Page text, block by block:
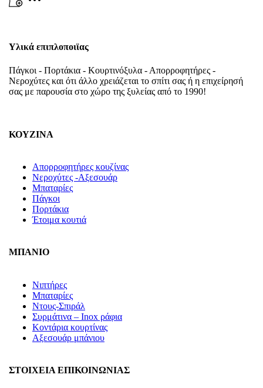
Υλικά επιπλοποιϊας
Πάγκοι - Πορτάκια - Κουρτινόξυλα - Απορροφητήρες -
Νεροχύτες και ότι άλλο χρειάζεται το σπίτι σας ή η επιχείρησή
σας με παρουσία στο χώρο της ξυλείας από το 1990!
ΚΟΥΖΙΝΑ
Απορροφητήρες κουζίνας
Νεροχύτες -Αξεσουάρ
Μπαταρίες
Πάγκοι
Πορτάκια
Έτοιμα κουτιά
ΜΠΑΝΙΟ
Νιπτήρες
Μπαταρίες
Ντους-Σπιράλ
Συρμάτινα – Inox ράφια
Κοντάρια κουρτίνας
Αξεσουάρ μπάνιου
ΣΤΟΙΧΕΙΑ ΕΠΙΚΟΙΝΩΝΙΑΣ